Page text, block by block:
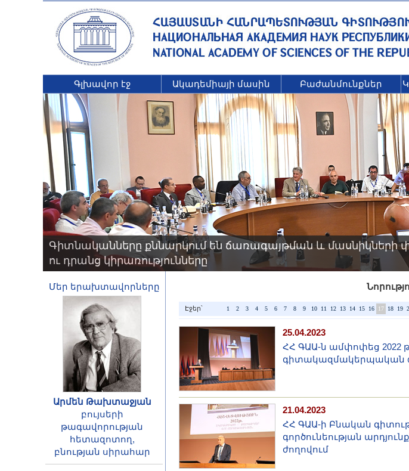
Գլխավոր էջ Ակադեմիայի մասին Բաժանմունքներ
Գիտնականները քննարկում են ճառագայթման և մասնիկների
ու դրանց կիրառությունները
Մեր երախտավորները
Արմեն Թախտաջյան
բույսերի
թագավորության
հետազոտող,
բնության սիրահար
Էջեր՝ 1 2 3 4 5 6 7 8 9 10 11 12 13 14 15 16 17 18 19
25.04.2023
ՀՀ ԳԱԱ-ն ամփոփեց
գիտակազմակերպական
21.04.2023
ՀՀ ԳԱԱ-ի Բնական
գործունեության
ժողովում